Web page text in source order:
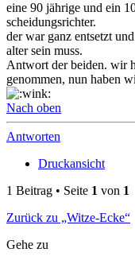
eine 90 jährige und ein
scheidungsrichter.
der war ganz entsetzt
alter sein muss.
Antwort der beiden. wir
genommen, nun haben
Nach oben
Antworten
Druckansicht
1 Beitrag • Seite 1 von 1
Zurück zu „Witze-Ecke“
Gehe zu